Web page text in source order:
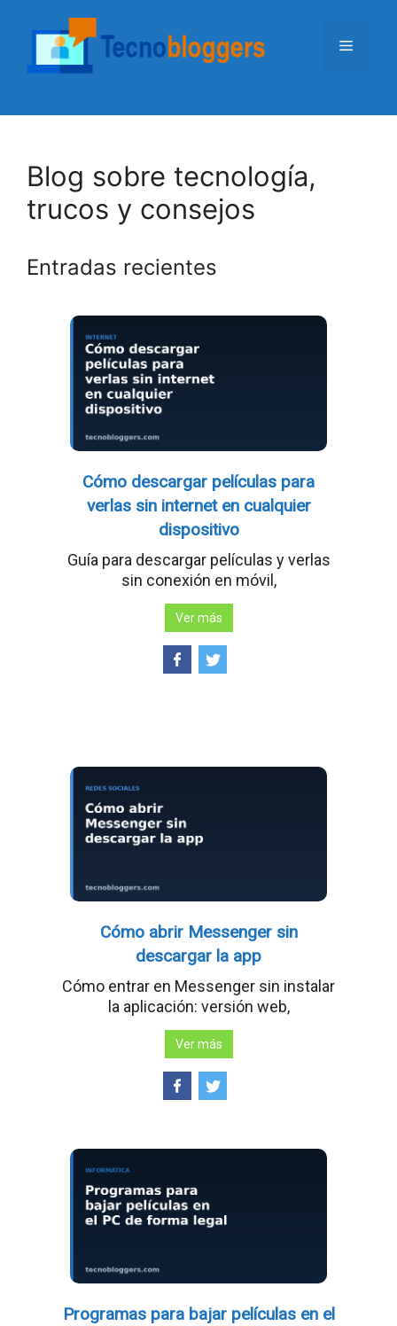
contenido
Menú
Blog sobre tecnología,
trucos y consejos
Entradas recientes
Cómo descargar películas para
verlas sin internet en cualquier
dispositivo
Guía para descargar películas y verlas
sin conexión en móvil,
Ver más
Cómo abrir Messenger sin
descargar la app
Cómo entrar en Messenger sin instalar
la aplicación: versión web,
Ver más
Programas para bajar películas en el